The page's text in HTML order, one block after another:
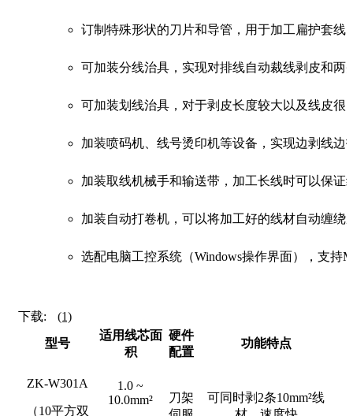
订制特殊形状的刀片和导管，用于加工扁护套
可加装分线治具，实现对排线自动裁线剥皮和
可加装划线治具，对于剥皮长度较大以及线皮
加装喷码机、线号烫印机等设备，实现边剥线边
加装取线机械手和输送带，加工长线时可以保证
加装自动打卷机，可以将加工好的线材自动缠绕
选配电脑工控系统（Windows操作界面），支持
下载:
(1)
型号
适用线芯面
积
硬件
配置
功能特点
ZK-W301A
（10平方双
1.0 ~
10.0mm²
刀架
可同时剥2条10mm²线